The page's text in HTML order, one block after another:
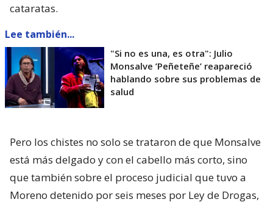
cataratas.
Lee también...
"Si no es una, es otra": Julio
Monsalve ’Peñeteñe’ reapareció
hablando sobre sus problemas de
salud
Pero los chistes no solo se trataron de que Monsalve
está más delgado y con el cabello más corto, sino
que también sobre el proceso judicial que tuvo a
Moreno detenido por seis meses por Ley de Drogas,